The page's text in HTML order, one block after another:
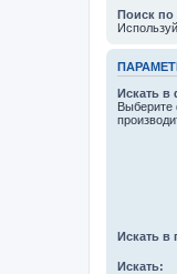
Поиск по
Искать в
Выберите
Искать в
Искать: